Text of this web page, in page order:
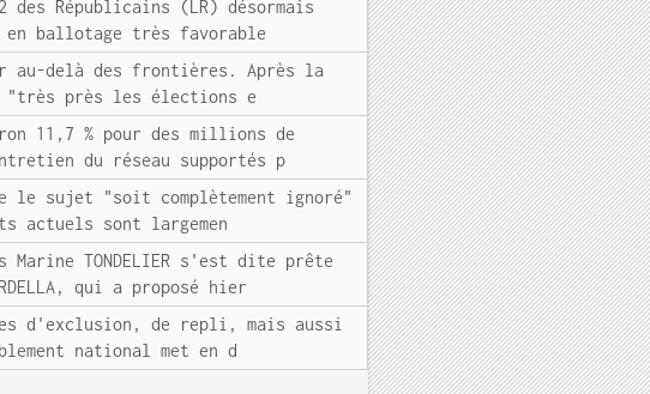
des Républicains (LR) désormais
ballotage très favorable
au-delà des frontières. Après la
"très près les élections e
11,7 % pour des millions de
du réseau supportés p
sujet "soit complètement ignoré"
actuels sont largemen
Marine TONDELIER s'est dite prête
qui a proposé hier
d'exclusion, de repli, mais aussi
national met en d